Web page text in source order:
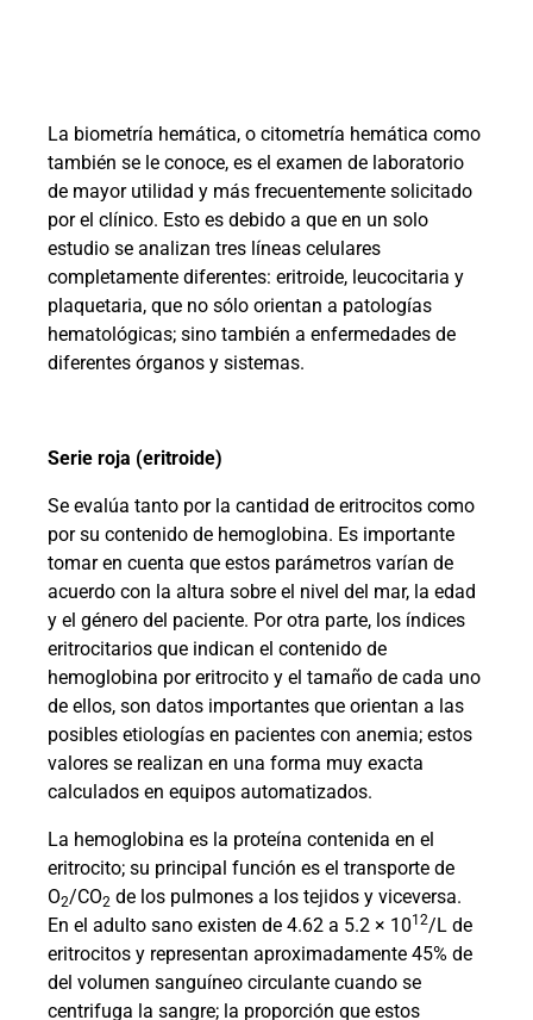
La biometría hemática, o citometría hemática como
también se le conoce, es el examen de laboratorio
de mayor utilidad y más frecuentemente solicitado
por el clínico. Esto es debido a que en un solo
estudio se analizan tres líneas celulares
completamente diferentes: eritroide, leucocitaria y
plaquetaria, que no sólo orientan a patologías
hematológicas; sino también a enfermedades de
diferentes órganos y sistemas.
Serie roja (eritroide)
Se evalúa tanto por la cantidad de eritrocitos como
por su contenido de hemoglobina. Es importante
tomar en cuenta que estos parámetros varían de
acuerdo con la altura sobre el nivel del mar, la edad
y el género del paciente. Por otra parte, los índices
eritrocitarios que indican el contenido de
hemoglobina por eritrocito y el tamaño de cada uno
de ellos, son datos importantes que orientan a las
posibles etiologías en pacientes con anemia; estos
valores se realizan en una forma muy exacta
calculados en equipos automatizados.
La hemoglobina es la proteína contenida en el
eritrocito; su principal función es el transporte de
O2/CO2 de los pulmones a los tejidos y viceversa.
En el adulto sano existen de 4.62 a 5.2 × 1012/L de
eritrocitos y representan aproximadamente 45% de
del volumen sanguíneo circulante cuando se
centrifuga la sangre; la proporción que estos